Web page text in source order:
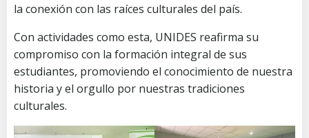
la conexión con las raíces culturales del país.
Con actividades como esta, UNIDES reafirma su
compromiso con la formación integral de sus
estudiantes, promoviendo el conocimiento de nuestra
historia y el orgullo por nuestras tradiciones
culturales.